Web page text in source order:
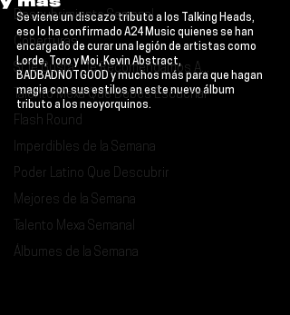
Descubrimiento Semanal
Coberturas
Si Te Gusta... Te Recomendamos A...
Talento Mexa Que Debes Escuchar
Flash Round
Imperdibles de la Semana
Poder Latino Que Descubrir
Mejores de la Semana
Talento Mexa Semanal
Álbumes de la Semana
Se viene un discazo tributo a los Talking Heads,
eso lo ha confirmado A24 Music quienes se han
encargado de curar una legión de artistas como
Lorde, Toro y Moi, Kevin Abstract,
BADBADNOTGOOD y muchos más para que hagan
magia con sus estilos en este nuevo álbum
tributo a los neoyorquinos.